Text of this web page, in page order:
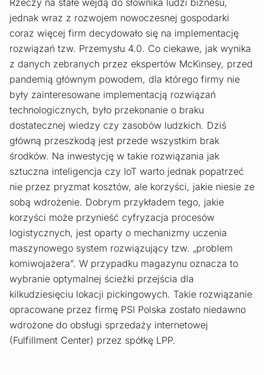
jednak wraz z rozwojem nowoczesnej gospodarki
coraz więcej firm decydowało się na implementację
rozwiązań tzw. Przemysłu 4.0. Co ciekawe, jak wynika
z danych zebranych przez ekspertów McKinsey, przed
pandemią głównym powodem, dla którego firmy nie
były zainteresowane implementacją rozwiązań
technologicznych, było przekonanie o braku
dostatecznej wiedzy czy zasobów ludzkich. Dziś
główną przeszkodą jest przede wszystkim brak
środków. Na inwestycję w takie rozwiązania jak
sztuczna inteligencja czy IoT warto jednak popatrzeć
nie przez pryzmat kosztów, ale korzyści, jakie niesie ze
sobą wdrożenie. Dobrym przykładem tego, jakie
korzyści może przynieść cyfryzacja procesów
logistycznych, jest oparty o mechanizmy uczenia
maszynowego system rozwiązujący tzw. „problem
komiwojażera”. W przypadku magazynu oznacza to
wybranie optymalnej ścieżki przejścia dla
kilkudziesięciu lokacji pickingowych. Takie rozwiązanie
opracowane przez firmę PSI Polska zostało niedawno
wdrożone do obsługi sprzedaży internetowej
(Fulfillment Center) przez spółkę LPP.